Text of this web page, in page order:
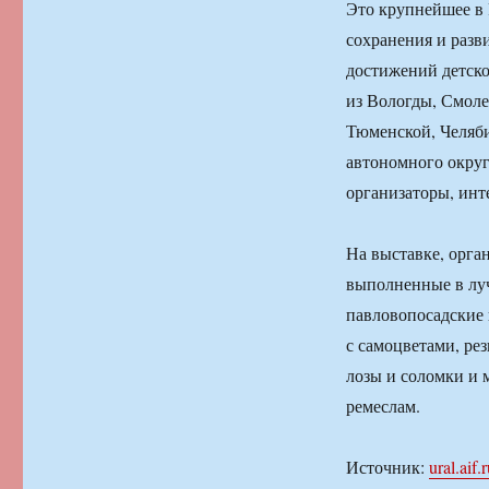
Это крупнейшее в
сохранения и
достижений
из Вологды,
Тюменской,
автономного
организаторы,
На выставке,
выполненные в
с самоцветами,
лозы и соломки и
ремеслам.
Источник: